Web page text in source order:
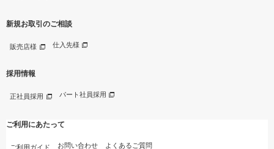
新規お取引のご相談
販売店様 仕入先様
採用情報
正社員採用 パート社員採用
ご利用にあたって
ご利用ガイド お問い合わせ よくあるご質問